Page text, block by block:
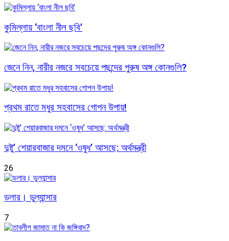
কুমিল্লায় ‘বাংলা নীল ছবি’
জেনে নিন, নারীর নজরে সবচেয়ে পছন্দের পুরুষ অঙ্গ কোনগুলি?
প্রথম রাতে মধুর সহবাসের গোপন উপায়!
দুষ্টু’ শেয়ারবাজার দমনে ‘ওষুধ’ আসছে: অর্থমন্ত্রী
26
ডলার। ডুল্যান্সার
7